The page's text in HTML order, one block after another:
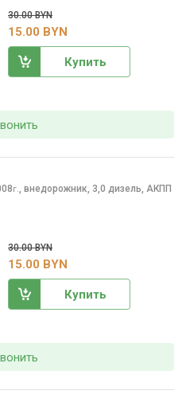
30.00 BYN
15.00 BYN
Купить
г., внедорожник, 3,0 дизель, АКПП
30.00 BYN
15.00 BYN
Купить